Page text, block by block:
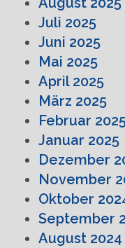
Juli 2025
Juni 2025
Mai 2025
April 2025
März 2025
Februar
Januar 2025
Dezember
November
Oktober
September
August 2024